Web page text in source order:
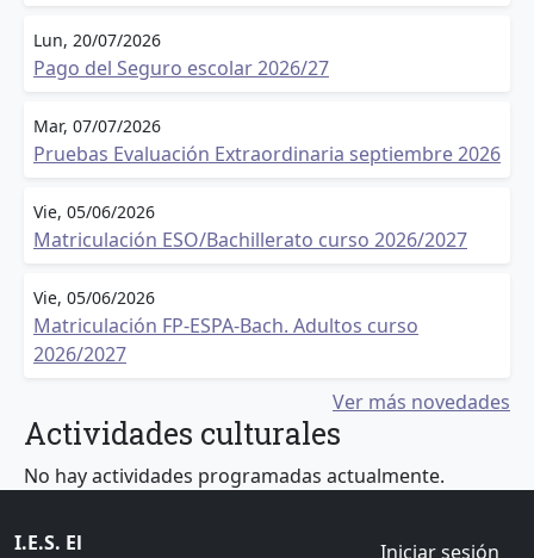
Lun, 20/07/2026
Pago del Seguro escolar 2026/27
Mar, 07/07/2026
Pruebas Evaluación Extraordinaria septiembre 2026
Vie, 05/06/2026
Matriculación ESO/Bachillerato curso 2026/2027
Vie, 05/06/2026
Matriculación FP-ESPA-Bach. Adultos curso
2026/2027
Ver más novedades
Actividades culturales
No hay actividades programadas actualmente.
I.E.S. El
Menú de
Iniciar sesión